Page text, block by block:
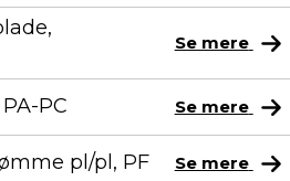
Se mere
PC Se mere
pl/pl, PF Se mere